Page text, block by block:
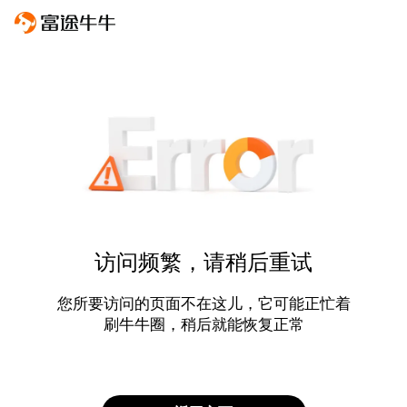
访问频繁，请稍后重试
您所要访问的页面不在这儿，它可能正忙着
刷牛牛圈，稍后就能恢复正常